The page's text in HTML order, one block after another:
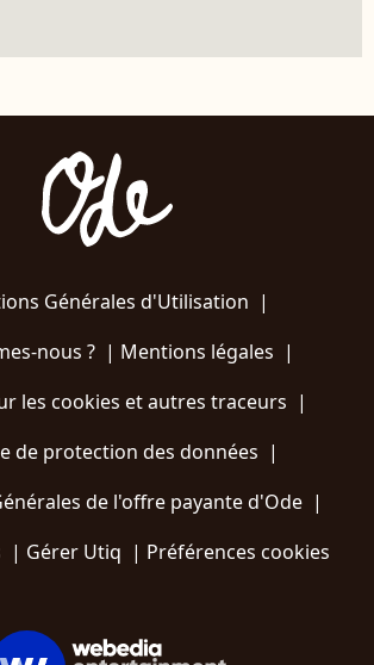
Générales d'Utilisation |
nous ?| Mentions légales |
les cookies et autres traceurs |
de protection des données |
de l'offre payante d'Ode |
| Gérer Utiq | Préférences cookies